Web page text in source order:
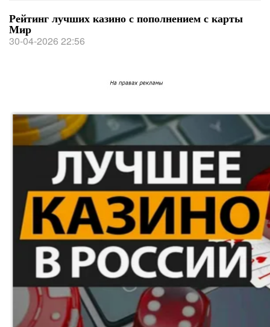
Рейтинг лучших казино с пополнением с карты
Мир
30-04-2026 22:56